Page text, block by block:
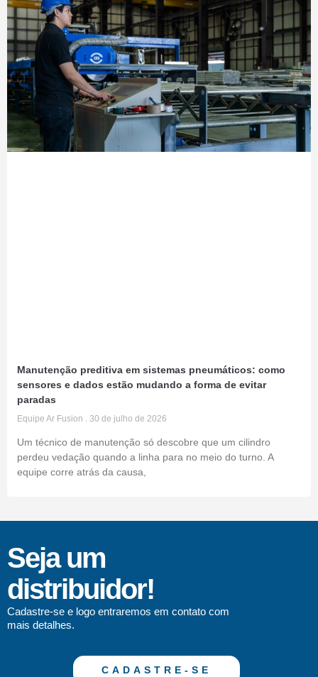
Manutenção preditiva em sistemas pneumáticos: como
sensores e dados estão mudando a forma de evitar
paradas
Equipe Ar Fusion 30 de julho de 2026
Um técnico de manutenção só descobre que um cilindro
perdeu vedação quando a linha para no meio do turno. A
equipe corre atrás da causa,
Seja um
distribuidor!
Cadastre-se e logo entraremos em contato com
mais detalhes.
CADASTRE-SE